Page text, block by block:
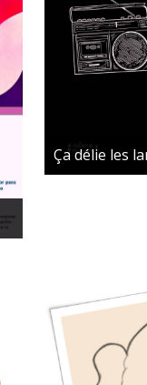
Ça délie les